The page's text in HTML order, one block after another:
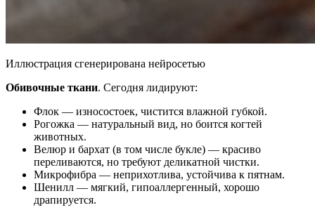
Иллюстрация сгенерирована нейросетью
Обивочные ткани. Сегодня лидируют:
Флок — износостоек, чистится влажной губкой.
Рогожка — натуральный вид, но боится когтей
животных.
Велюр и бархат (в том числе букле) — красиво
переливаются, но требуют деликатной чистки.
Микрофибра — неприхотлива, устойчива к пятнам.
Шенилл — мягкий, гипоаллергенный, хорошо
драпируется.